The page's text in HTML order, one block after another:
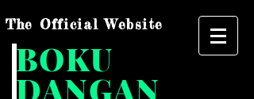
The Official Website
BOKU
DANGAN